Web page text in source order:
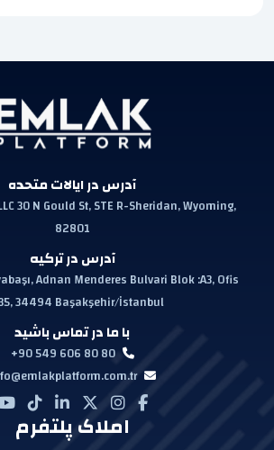
آدرس در ایالات متحده
30 N Gould St, STE R-Sheridan, Wyoming,
82801
آدرس در ترکیه
Adnan Menderes Bulvari Blok :A3, Ofis
34494 Başakşehir/İstanbul
با ما در تماس باشید
+90 549 606 80 80
املاک پلتفرم